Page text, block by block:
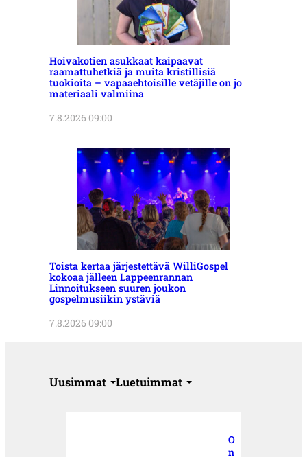
Hoivakotien asukkaat kaipaavat
raamattuhetkiä ja muita kristillisiä
tuokioita – vapaaehtoisille vetäjille on jo
materiaali valmiina
7.8.2026 09:00
Toista kertaa järjestettävä WilliGospel
kokoaa jälleen Lappeenrannan
Linnoitukseen suuren joukon
gospelmusiikin ystäviä
7.8.2026 09:00
Uusimmat Luetuimmat
O
n